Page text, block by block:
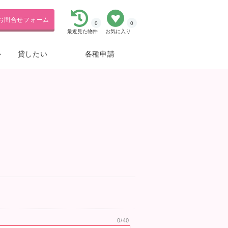
お気に入り
0
最近見た物件
0
問合せフォーム
貸したい 各種申請
0/40